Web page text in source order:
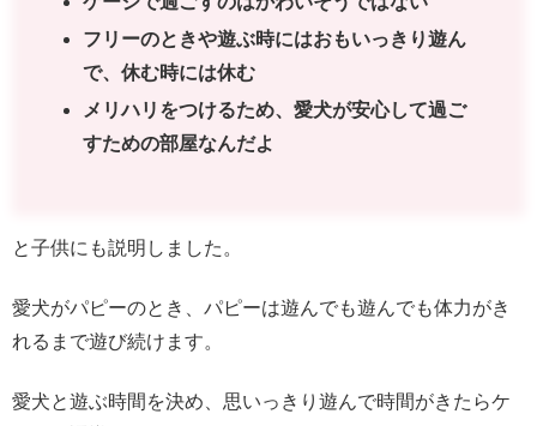
フリーのときや遊ぶ時にはおもいっきり遊ん
で、休む時には休む
メリハリをつけるため、愛犬が安心して過ご
すための部屋なんだよ
と子供にも説明しました。
愛犬がパピーのとき、パピーは遊んでも遊んでも体力がき
れるまで遊び続けます。
愛犬と遊ぶ時間を決め、思いっきり遊んで時間がきたらケ